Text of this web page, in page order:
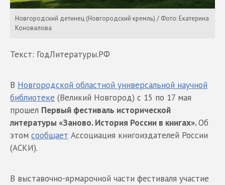
Новгородский детинец (Новгородский кремль) / Фото: Екатерина
Коновалова
Текст: ГодЛитературы.РФ
В Новгородской областной универсальной научной
библиотеке (Великий Новгород) с 15 по 17 мая
прошел Первый фестиваль исторической
литературы «Заново. История России в книгах».Об
этом сообщает Ассоциация книгоиздателей России
(АСКИ).
В выставочно-ярмарочной части фестиваля участие